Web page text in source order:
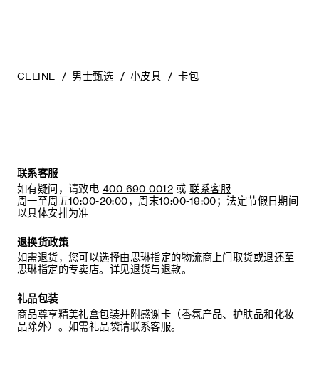
CELINE 男士甄选 小皮具 卡包
联系客服
如有疑问，请致电 400 690 0012 或 联系客服
周一至周五10:00-20:00，周末10:00-19:00；法定节假日期间
以具体安排为准
退换货政策
如需退货，您可以选择由思琳指定的物流商上门取货或退还至
思琳指定的专卖店。详见退货与退款。
礼品包装
商品尊享精美礼盒包装并附感谢卡（香氛产品、护肤品和化妆
品除外）。如需礼品袋请联系客服。